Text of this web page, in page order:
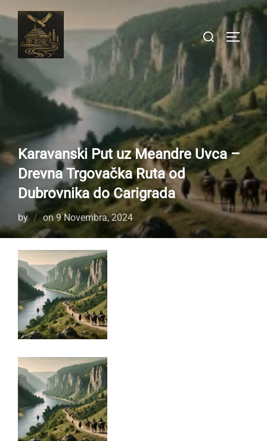
content
Search
for:
Karavanski Put uz Meandre Uvca –
Drevna Trgovačka Ruta od
Dubrovnika do Carigrada
by onPosted
on
9 Novembra, 2024